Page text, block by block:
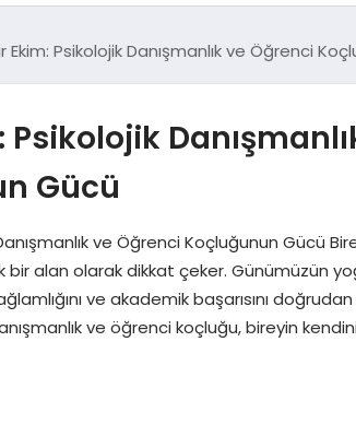
Ekim: Psikolojik Danışmanlık ve Öğrenci
Psikolojik
Gücü
ve Öğrenci Koçluğunun Gücü
bir alan olarak dikkat çeker. Günümüzün
ve akademik başarısını
ve öğrenci koçluğu, bireyin